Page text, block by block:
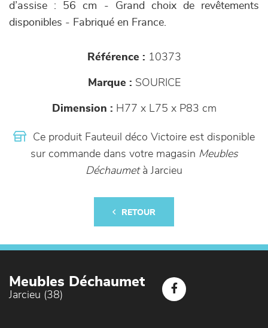
d’assise : 56 cm - Grand choix de revêtements
disponibles - Fabriqué en France.
Référence : 10373
Marque : SOURICE
Dimension : H77 x L75 x P83 cm
Ce produit Fauteuil déco Victoire est disponible
sur commande dans votre magasin Meubles
Déchaumetà Jarcieu
RETOUR
Meubles Déchaumet
Jarcieu (38)